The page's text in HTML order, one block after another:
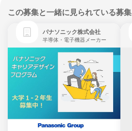
この募集と一緒に見られている募集
パナソニック株式会社
半導体・電子機器メーカー